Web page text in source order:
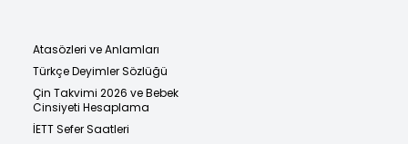
Atasözleri ve Anlamları
Türkçe Deyimler Sözlüğü
Çin Takvimi 2026 ve Bebek
Cinsiyeti Hesaplama
İETT Sefer Saatleri